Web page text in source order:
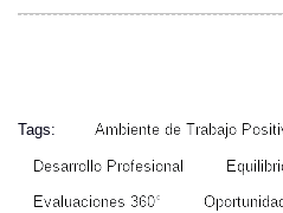
Tags: Ambiente de Trabajo
Desarrollo Profesional
Evaluaciones 360°